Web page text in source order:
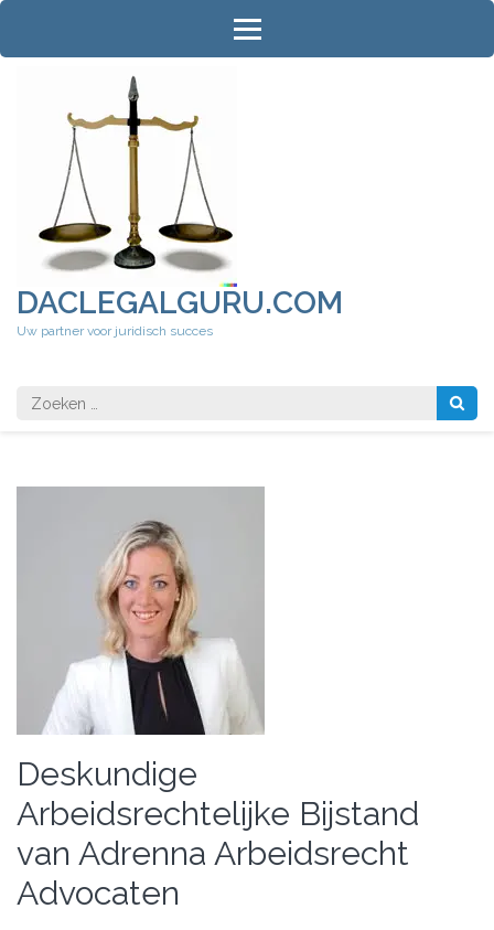
Ga
inhoud
DACLEGALGURU.COM
Uw partner voor juridisch succes
Zoeken
naar:
Deskundige
Arbeidsrechtelijke Bijstand
van Adrenna Arbeidsrecht
Advocaten